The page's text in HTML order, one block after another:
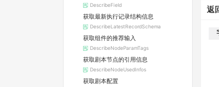
DescribeField
获取最新执行记录结构信息
DescribeLatestRecordSchema
获取组件的推荐输入
DescribeNodeParamTags
获取剧本节点的引用信息
DescribeNodeUsedInfos
获取剧本配置
返